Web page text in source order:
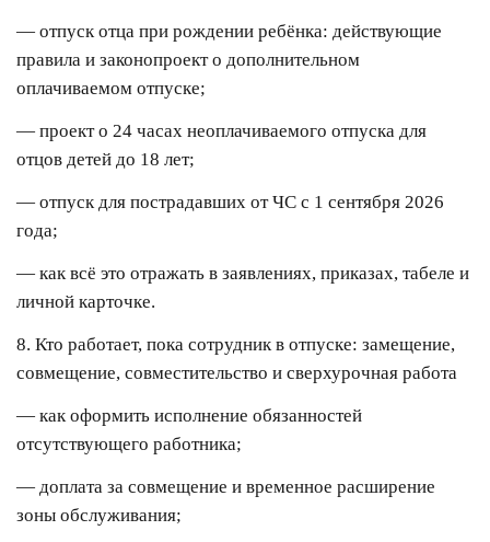
— отпуск отца при рождении ребёнка: действующие
правила и законопроект о дополнительном
оплачиваемом отпуске;
— проект о 24 часах неоплачиваемого отпуска для
отцов детей до 18 лет;
— отпуск для пострадавших от ЧС с 1 сентября 2026
года;
— как всё это отражать в заявлениях, приказах, табеле и
личной карточке.
8. Кто работает, пока сотрудник в отпуске: замещение,
совмещение, совместительство и сверхурочная работа
— как оформить исполнение обязанностей
отсутствующего работника;
— доплата за совмещение и временное расширение
зоны обслуживания;